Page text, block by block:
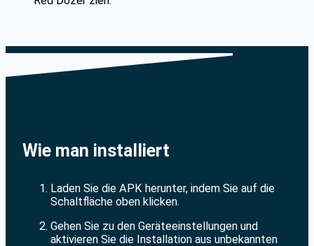
Wie man installiert
Laden Sie die APK herunter, indem Sie auf die
Schaltfläche oben klicken.
Gehen Sie zu den Geräteeinstellungen und
aktivieren Sie die Installation aus unbekannten